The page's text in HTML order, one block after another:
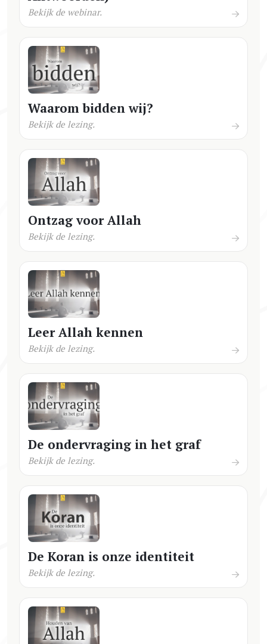
Bekijk de webinar.
Waarom bidden wij?
Bekijk de lezing.
Ontzag voor Allah
Bekijk de lezing.
Leer Allah kennen
Bekijk de lezing.
De ondervraging in het graf
Bekijk de lezing.
De Koran is onze identiteit
Bekijk de lezing.